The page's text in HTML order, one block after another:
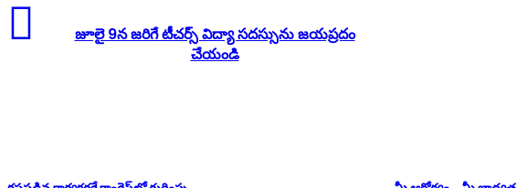
జూలై 9న జరిగే టీచర్స్ విద్యా సదస్సును జయప్రదం
చేయండి